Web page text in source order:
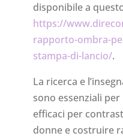
disponibile a
https://
rapporto-ombra-
stampa-di-lancio/.
La ricerca e
sono essenziali
efficaci per
donne e costruire